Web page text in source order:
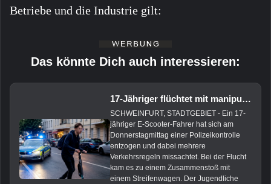
Betriebe und die Industrie gilt:
Das könnte Dich auch interessieren:
17-Jähriger flüchtet mit manipuliertem E-Scooter vor Polizei
SCHWEINFURT, STADTGEBIET - Ein 17-
jähriger E-Scooter-Fahrer hat sich am
Donnerstagmittag einer Polizeikontrolle
entzogen und dabei mehrere
Verkehrsregeln missachtet. Bei der Flucht
kam es zu einem Zusammenstoß mit
einem Streifenwagen. Der Jugendliche